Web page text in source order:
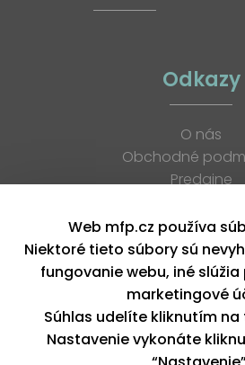
Odkazy
O nás
Obchodné
Predajne
K stiahnutiu
Blog
Kontakt
Kariéra
XML feed
Copyright © 2026, MFP paper s. r. o.
Web mfp.cz používa
Niektoré tieto súbory sú
fungovanie webu, iné
marketingové
Súhlas udelíte kliknutím na
Nastavenie vykonáte